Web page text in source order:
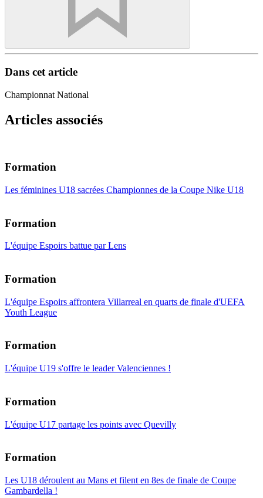
Dans cet article
Championnat National
Articles associés
Formation
Les féminines U18 sacrées Championnes de la Coupe Nike U18
Formation
L'équipe Espoirs battue par Lens
Formation
L'équipe Espoirs affrontera Villarreal en quarts de finale d'UEFA
Youth League
Formation
L'équipe U19 s'offre le leader Valenciennes !
Formation
L'équipe U17 partage les points avec Quevilly
Formation
Les U18 déroulent au Mans et filent en 8es de finale de Coupe
Gambardella !